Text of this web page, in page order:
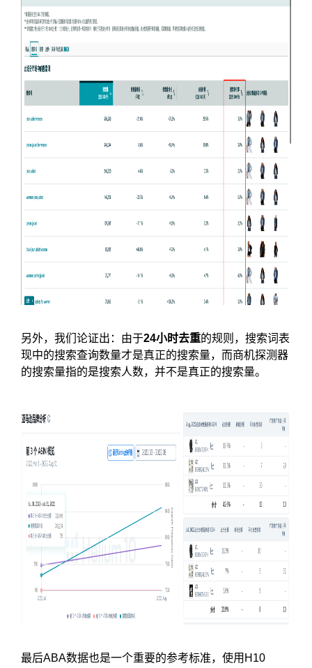
另外，我们论证出：由于24小时去重的规则，搜索词表
现中的搜索查询数量才是真正的搜索量，而商机探测器
的搜索量指的是搜索人数，并不是真正的搜索量。
最后ABA数据也是一个重要的参考标准，使用H10